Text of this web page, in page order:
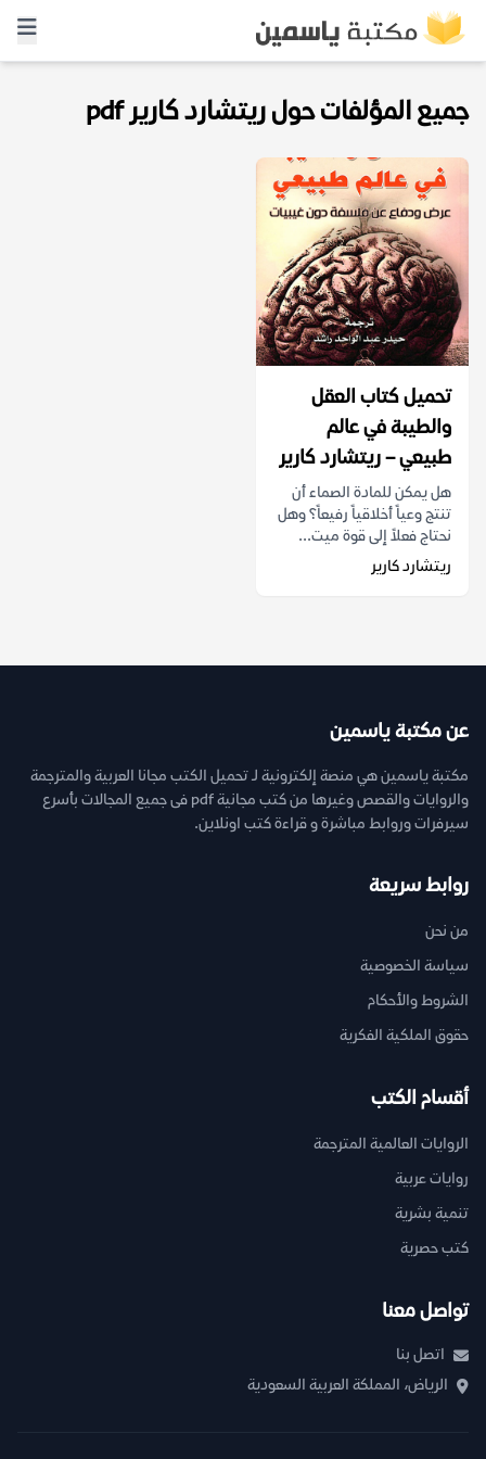
جميع المؤلفات حول ريتشارد كارير pdf
تحميل كتاب العقل
والطيبة في عالم
طبيعي – ريتشارد كارير
هل يمكن للمادة الصماء أن
تنتج وعياً أخلاقياً رفيعاً؟ وهل
نحتاج فعلاً إلى قوة ميت...
ريتشارد كارير
عن مكتبة ياسمين
مكتبة ياسمين هي منصة إلكترونية لـ تحميل الكتب مجانا العربية والمترجمة
والروايات والقصص وغيرها من كتب مجانية pdf فى جميع المجالات بأسرع
سيرفرات وروابط مباشرة و قراءة كتب اونلاين.
روابط سريعة
من نحن
سياسة الخصوصية
الشروط والأحكام
حقوق الملكية الفكرية
أقسام الكتب
الروايات العالمية المترجمة
روايات عربية
تنمية بشرية
كتب حصرية
تواصل معنا
اتصل بنا
الرياض، المملكة العربية السعودية